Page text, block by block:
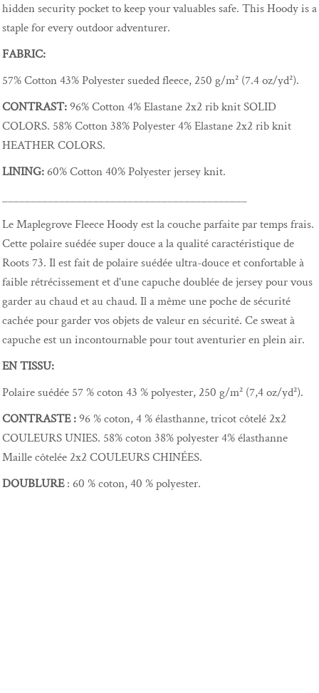
hidden security pocket to keep your valuables safe. This Hoody is a
staple for every outdoor adventurer.
FABRIC:
57% Cotton 43% Polyester sueded fleece, 250 g/m² (7.4 oz/yd²).
CONTRAST:96% Cotton 4% Elastane 2x2 rib knit SOLID
COLORS. 58% Cotton 38% Polyester 4% Elastane 2x2 rib knit
HEATHER COLORS.
LINING:60% Cotton 40% Polyester jersey knit.
___________________________________________
Le Maplegrove Fleece Hoody est la couche parfaite par temps frais.
Cette polaire suédée super douce a la qualité caractéristique de
Roots 73. Il est fait de polaire suédée ultra-douce et confortable à
faible rétrécissement et d'une capuche doublée de jersey pour vous
garder au chaud et au chaud. Il a même une poche de sécurité
cachée pour garder vos objets de valeur en sécurité. Ce sweat à
capuche est un incontournable pour tout aventurier en plein air.
EN TISSU:
Polaire suédée 57 % coton 43 % polyester, 250 g/m² (7,4 oz/yd²).
CONTRASTE :96 % coton, 4 % élasthanne, tricot côtelé 2x2
COULEURS UNIES. 58% coton 38% polyester 4% élasthanne
Maille côtelée 2x2 COULEURS CHINÉES.
DOUBLURE: 60 % coton, 40 % polyester.